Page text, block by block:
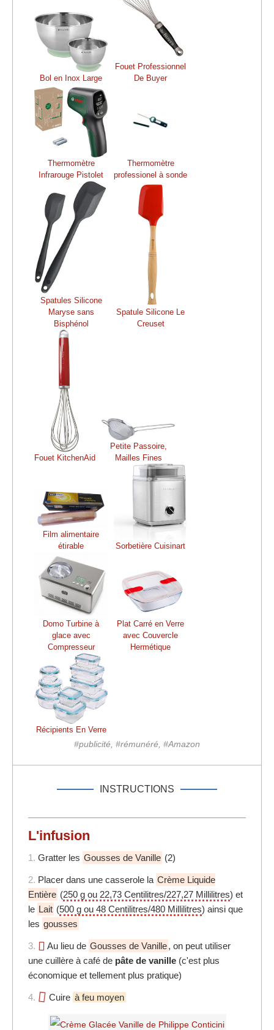
Bol en Inox Large
Fouet Professionnel
De Buyer
Thermomètre
Infrarouge Pistolet
Thermomètre
professionel à sonde
Spatules Silicone
Maryse sans
Bisphénol
Spatule Silicone Le
Creuset
Fouet KitchenAid
Petite Passoire,
Mailles Fines
Film alimentaire
étirable
Sorbetière Cuisinart
Domo Turbine à
glace avec
Compresseur
Plat Carré en Verre
avec Couvercle
Hermétique
Récipients En Verre
#publicité, #rémunéré, #Amazon
INSTRUCTIONS
L'infusion
1. Gratter les Gousses de Vanille (2)
2. Placer dans une casserole la Crème Liquide
Entière (250 g ou 22,73 Centilitres/227,27 Millilitres) et
le Lait (500 g ou 48 Centilitres/480 Millilitres) ainsi que
les gousses
3. Au lieu de Gousses de Vanille, on peut utiliser
une cuillère à café de pâte de vanille (c'est plus
économique et tellement plus pratique)
4. Cuire à feu moyen